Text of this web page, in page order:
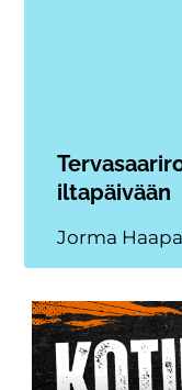
iltapäivään
Jorma